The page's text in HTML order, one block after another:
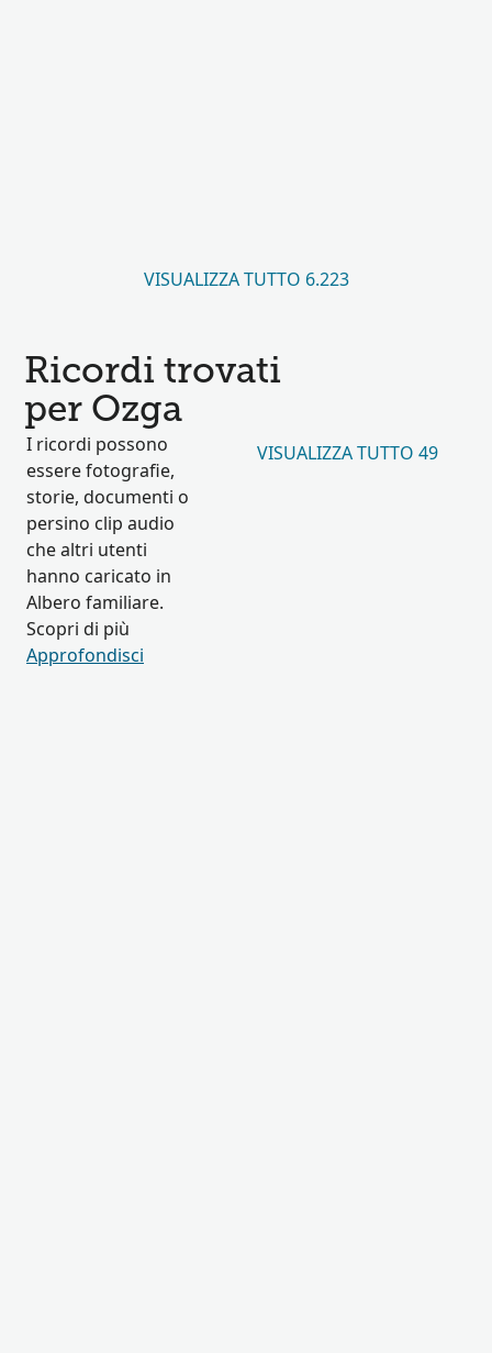
VISUALIZZA TUTTO 6.223
Ricordi trovati
per Ozga
I ricordi possono
essere fotografie,
storie, documenti o
persino clip audio
che altri utenti
hanno caricato in
Albero familiare.
Scopri di più
Approfondisci
VISUALIZZA TUTTO 49